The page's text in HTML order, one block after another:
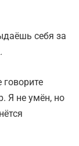
себя за
говорите
Я не умён, но